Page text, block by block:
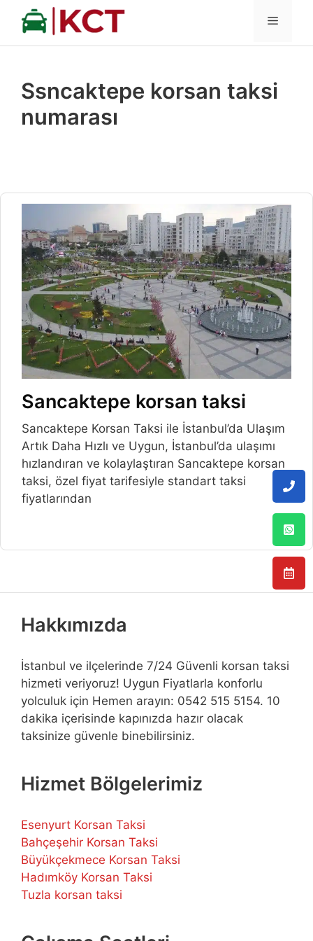
İçeriğe
MENÜ
Ssncaktepe korsan taksi
numarası
Sancaktepe korsan taksi
Sancaktepe Korsan Taksi ile İstanbul’da Ulaşım
Artık Daha Hızlı ve Uygun, İstanbul’da ulaşımı
hızlandıran ve kolaylaştıran Sancaktepe korsan
taksi, özel fiyat tarifesiyle standart taksi
fiyatlarından
Hakkımızda
İstanbul ve ilçelerinde 7/24 Güvenli korsan taksi
hizmeti veriyoruz! Uygun Fiyatlarla konforlu
yolculuk için Hemen arayın: 0542 515 5154. 10
dakika içerisinde kapınızda hazır olacak
taksinize güvenle binebilirsiniz.
Hizmet Bölgelerimiz
Esenyurt Korsan Taksi
Bahçeşehir Korsan Taksi
Büyükçekmece Korsan Taksi
Hadımköy Korsan Taksi
Tuzla korsan taksi